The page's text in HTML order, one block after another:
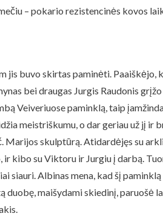
– pokario rezistencinės kovos
buvo skirtas paminėti. Paaiškėjo,
bei draugas Jurgis Raudonis
Veiveriuose paminklą, taip
meistriškumu, o dar geriau už jį ir
skulptūrą. Atidardėjęs su
kibo su Viktoru ir Jurgiu į darbą.
siauri. Albinas mena, kad šį
maišydami skiedinį, paruošė